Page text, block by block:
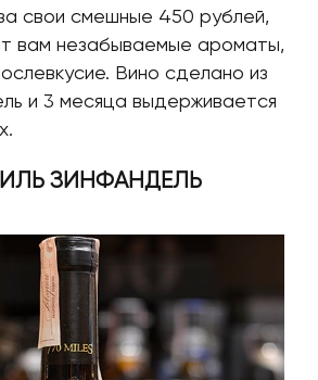
свои смешные 450 рублей,
вам незабываемые ароматы,
Вино сделано из
и 3 месяца выдерживается
ЗИНФАНДЕЛЬ